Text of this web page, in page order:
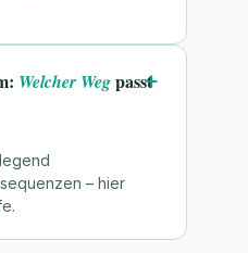
Welcher Wegpasst
– hier